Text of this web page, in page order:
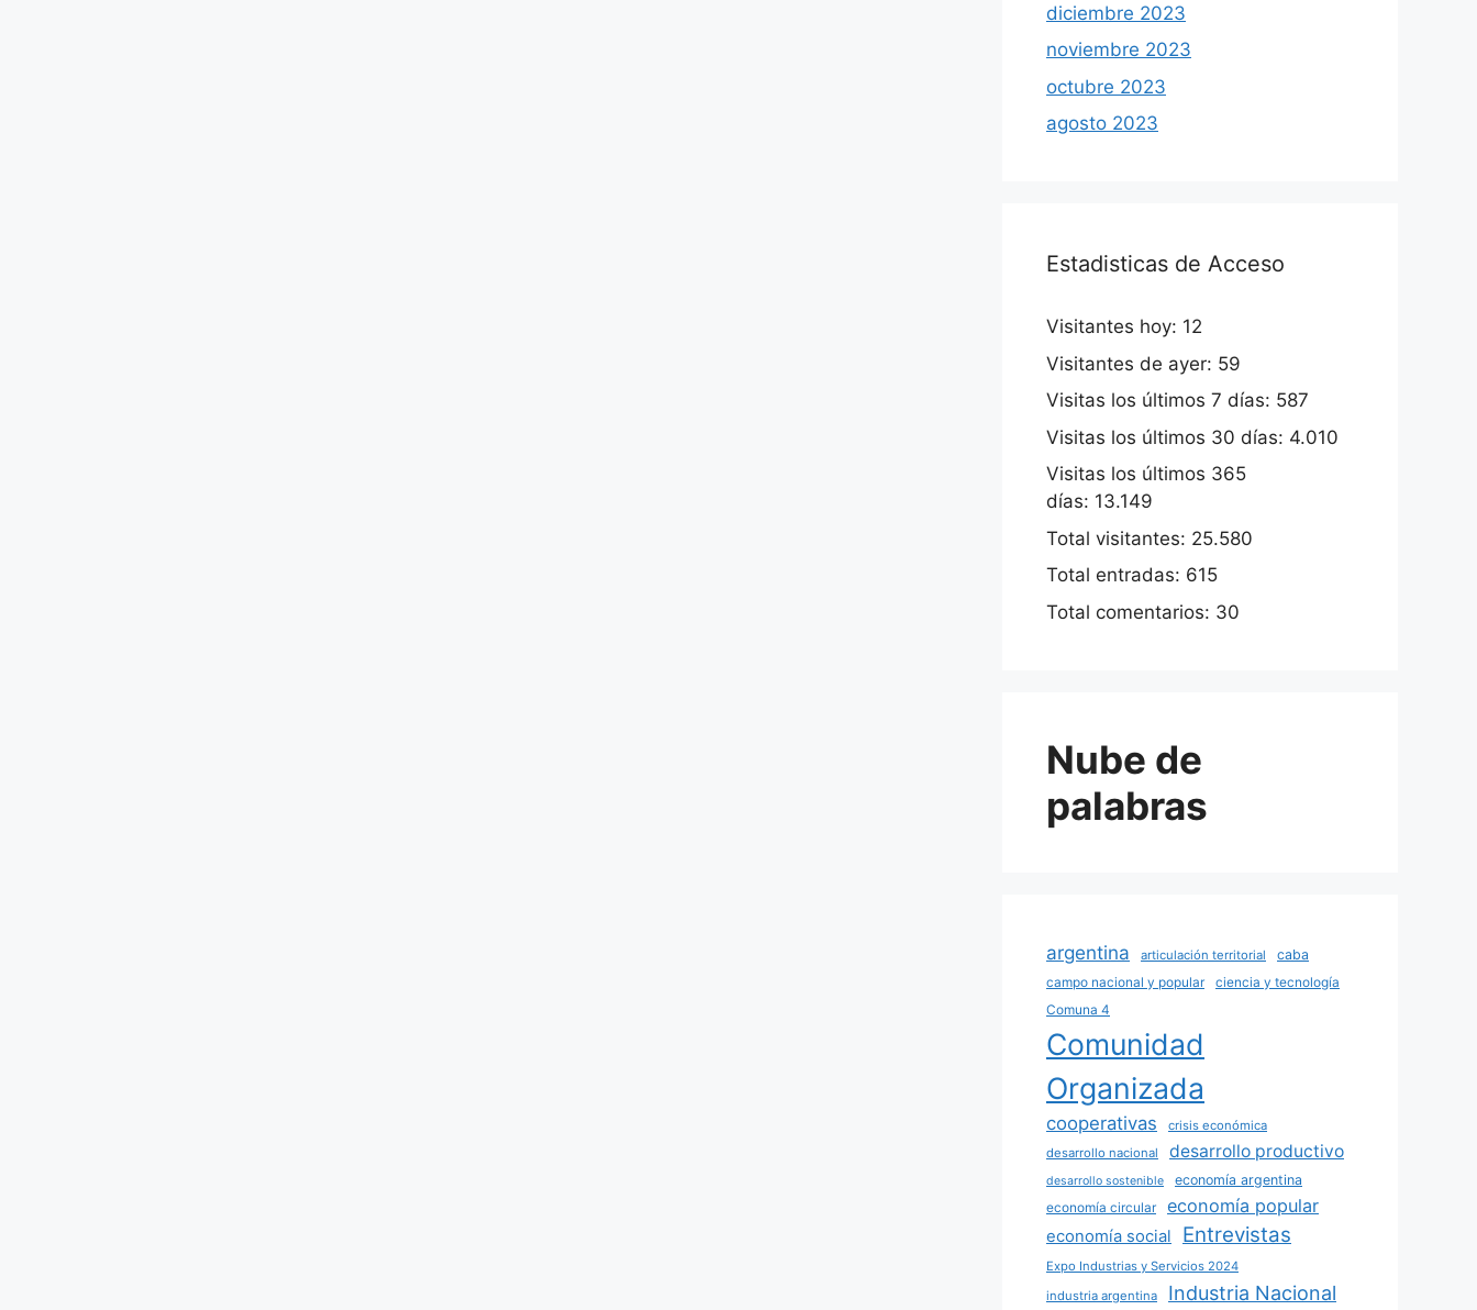
diciembre 2023
noviembre 2023
octubre 2023
agosto 2023
Estadisticas de Acceso
Visitantes hoy: 12
Visitantes de ayer: 59
Visitas los últimos 7 días: 587
Visitas los últimos 30 días: 4.010
Visitas los últimos 365
días: 13.149
Total visitantes: 25.580
Total entradas: 615
Total comentarios: 30
Nube de
palabras
argentina articulación territorial
caba
campo nacional y popular
ciencia y tecnología
Comuna 4
Comunidad
Organizada
cooperativas
crisis económica
desarrollo nacional
desarrollo productivo
desarrollo sostenible
economía argentina
economía circular
economía popular
economía social Entrevistas
Expo Industrias y Servicios 2024
industria argentina
Industria Nacional